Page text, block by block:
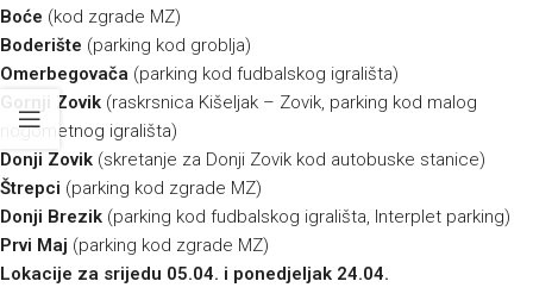
Boće (kod zgrade MZ)
Boderište (parking kod groblja)
Omerbegovača (parking kod fudbalskog igrališta)
Gornji Zovik (raskrsnica Kišeljak – Zovik, parking kod malog
nogometnog igrališta)
Donji Zovik (skretanje za Donji Zovik kod autobuske stanice)
Štrepci (parking kod zgrade MZ)
Donji Brezik (parking kod fudbalskog igrališta, Interplet parking)
Prvi Maj (parking kod zgrade MZ)
Lokacije za srijedu 05.04. i ponedjeljak 24.04.